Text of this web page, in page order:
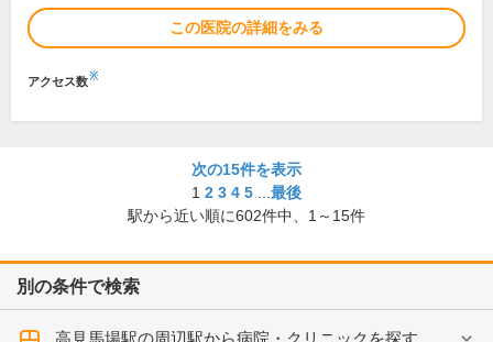
この医院の詳細をみる
アクセス数※
次の15件を表示
1 2 3 4 5
最後
駅から近い順に602件中、 1～15件
別の条件で検索